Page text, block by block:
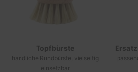
Topfbürste
handliche Rundbürste, vielseitig
einsetzbar